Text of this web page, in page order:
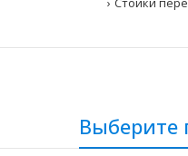
Выберите